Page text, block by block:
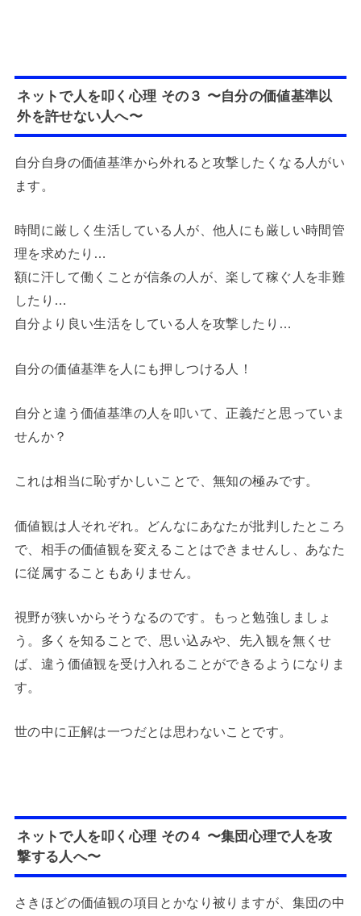
ネットで人を叩く心理 その３ 〜自分の価値基準以
外を許せない人へ〜
自分自身の価値基準から外れると攻撃したくなる人がい
ます。
時間に厳しく生活している人が、他人にも厳しい時間管
理を求めたり…
額に汗して働くことが信条の人が、楽して稼ぐ人を非難
したり…
自分より良い生活をしている人を攻撃したり…
自分の価値基準を人にも押しつける人！
自分と違う価値基準の人を叩いて、正義だと思っていま
せんか？
これは相当に恥ずかしいことで、無知の極みです。
価値観は人それぞれ。どんなにあなたが批判したところ
で、相手の価値観を変えることはできませんし、あなた
に従属することもありません。
視野が狭いからそうなるのです。もっと勉強しましょ
う。多くを知ることで、思い込みや、先入観を無くせ
ば、違う価値観を受け入れることができるようになりま
す。
世の中に正解は一つだとは思わないことです。
ネットで人を叩く心理 その４ 〜集団心理で人を攻
撃する人へ〜
さきほどの価値観の項目とかなり被りますが、集団の中